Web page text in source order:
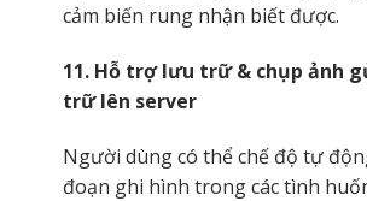
cảm biến rung nhận biết được.
11. Hỗ trợ lưu trữ & chụp ảnh
trữ lên server
Người dùng có thể chế độ tự
đoạn ghi hình trong các tình